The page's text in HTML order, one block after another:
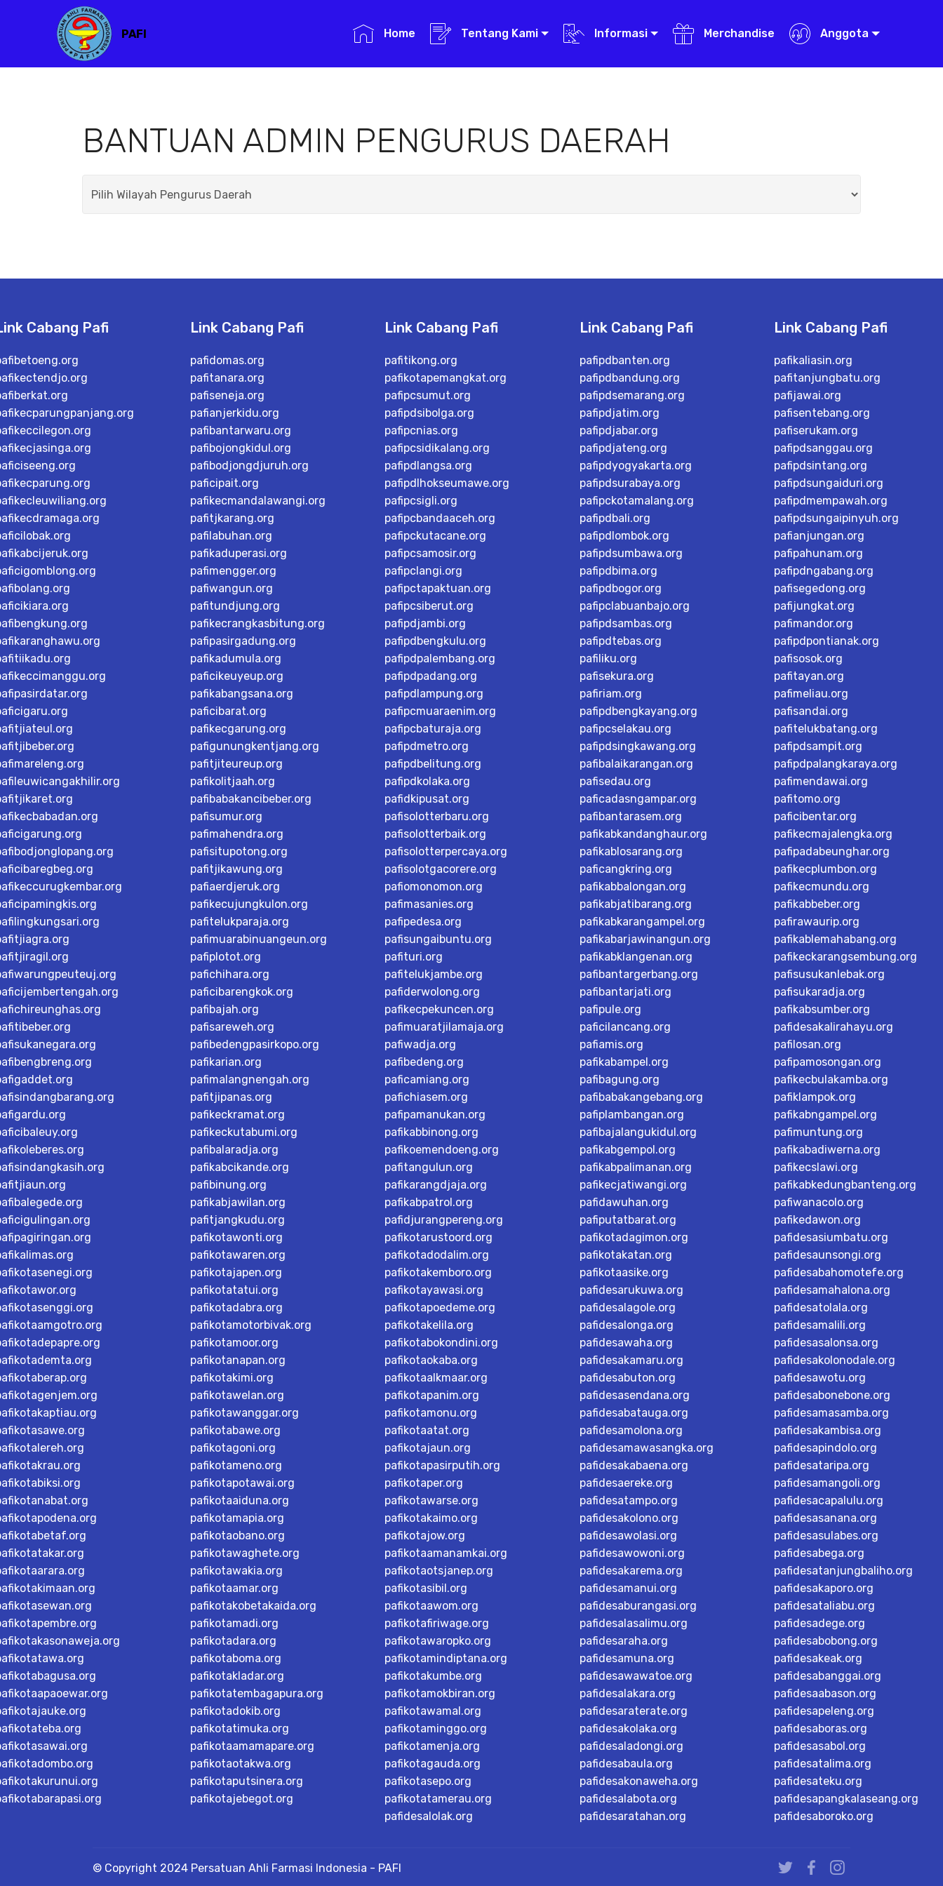
PAFI Home Tentang Kami Informasi Merchandise Anggota
BANTUAN ADMIN PENGURUS DAERAH
Cabang Pafi Link Cabang Pafi
pafidomas.org
pafitanara.org
pafiseneja.org
pafianjerkidu.org
pafibantarwaru.org
pafibojongkidul.org
pafibodjongdjuruh.org
paficipait.org
pafikecmandalawangi.org
pafitjkarang.org
pafilabuhan.org
pafikaduperasi.org
pafimengger.org
pafiwangun.org
pafitundjung.org
pafikecrangkasbitung.org
pafipasirgadung.org
pafikadumula.org
paficikeuyeup.org
pafikabangsana.org
paficibarat.org
pafikecgarung.org
pafigunungkentjang.org
pafitjiteureup.org
pafikolitjaah.org
pafibabakancibeber.org
pafisumur.org
pafimahendra.org
pafisitupotong.org
pafitjikawung.org
pafiaerdjeruk.org
pafikecujungkulon.org
pafitelukparaja.org
pafimuarabinuangeun.org
pafiplotot.org
pafichihara.org
paficibarengkok.org
pafibajah.org
pafisareweh.org
pafibedengpasirkopo.org
pafikarian.org
pafimalangnengah.org
pafitjipanas.org
pafikeckramat.org
pafikeckutabumi.org
pafibalaradja.org
pafikabcikande.org
pafibinung.org
pafikabjawilan.org
pafitjangkudu.org
pafikotawonti.org
pafikotawaren.org
pafikotajapen.org
pafikotatatui.org
pafikotadabra.org
pafikotamotorbivak.org
pafikotamoor.org
pafikotanapan.org
pafikotakimi.org
pafikotawelan.org
pafikotawanggar.org
pafikotabawe.org
pafikotagoni.org
pafikotameno.org
pafikotapotawai.org
pafikotaaiduna.org
pafikotamapia.org
pafikotaobano.org
pafikotawaghete.org
pafikotawakia.org
pafikotaamar.org
pafikotakobetakaida.org
pafikotamadi.org
pafikotadara.org
pafikotaboma.org
pafikotakladar.org
pafikotatembagapura.org
pafikotadokib.org
pafikotatimuka.org
pafikotaamamapare.org
pafikotaotakwa.org
pafikotaputsinera.org
pafikotajebegot.org
Link Cabang Pafi
pafitikong.org
pafikotapemangkat.org
pafipcsumut.org
pafipdsibolga.org
pafipcnias.org
pafipcsidikalang.org
pafipdlangsa.org
pafipdlhokseumawe.org
pafipcsigli.org
pafipcbandaaceh.org
pafipckutacane.org
pafipcsamosir.org
pafipclangi.org
pafipctapaktuan.org
pafipcsiberut.org
pafipdjambi.org
pafipdbengkulu.org
pafipdpalembang.org
pafipdpadang.org
pafipdlampung.org
pafipcmuaraenim.org
pafipcbaturaja.org
pafipdmetro.org
pafipdbelitung.org
pafipdkolaka.org
pafidkipusat.org
pafisolotterbaru.org
pafisolotterbaik.org
pafisolotterpercaya.org
pafisolotgacorere.org
pafiomonomon.org
pafimasanies.org
pafipedesa.org
pafisungaibuntu.org
pafituri.org
pafitelukjambe.org
pafiderwolong.org
pafikecpekuncen.org
pafimuaratjilamaja.org
pafiwadja.org
pafibedeng.org
paficamiang.org
pafichiasem.org
pafipamanukan.org
pafikabbinong.org
pafikoemendoeng.org
pafitangulun.org
pafikarangdjaja.org
pafikabpatrol.org
pafidjurangpereng.org
pafikotarustoord.org
pafikotadodalim.org
pafikotakemboro.org
pafikotayawasi.org
pafikotapoedeme.org
pafikotakelila.org
pafikotabokondini.org
pafikotaokaba.org
pafikotaalkmaar.org
pafikotapanim.org
pafikotamonu.org
pafikotaatat.org
pafikotajaun.org
pafikotapasirputih.org
pafikotaper.org
pafikotawarse.org
pafikotakaimo.org
pafikotajow.org
pafikotaamanamkai.org
pafikotaotsjanep.org
pafikotasibil.org
pafikotaawom.org
pafikotafiriwage.org
pafikotawaropko.org
pafikotamindiptana.org
pafikotakumbe.org
pafikotamokbiran.org
pafikotawamal.org
pafikotaminggo.org
pafikotamenja.org
pafikotagauda.org
pafikotasepo.org
pafikotatamerau.org
pafidesalolak.org
Link Cabang Pafi
pafipdbanten.org
pafipdbandung.org
pafipdsemarang.org
pafipdjatim.org
pafipdjabar.org
pafipdjateng.org
pafipdyogyakarta.org
pafipdsurabaya.org
pafipckotamalang.org
pafipdbali.org
pafipdlombok.org
pafipdsumbawa.org
pafipdbima.org
pafipdbogor.org
pafipclabuanbajo.org
pafipdsambas.org
pafipdtebas.org
pafiliku.org
pafisekura.org
pafiriam.org
pafipdbengkayang.org
pafipcselakau.org
pafipdsingkawang.org
pafibalaikarangan.org
pafisedau.org
paficadasngampar.org
pafibantarasem.org
pafikabkandanghaur.org
pafikablosarang.org
paficangkring.org
pafikabbalongan.org
pafikabjatibarang.org
pafikabkarangampel.org
pafikabarjawinangun.org
pafikabklangenan.org
pafibantargerbang.org
pafibantarjati.org
pafipule.org
paficilancang.org
pafiamis.org
pafikabampel.org
pafibagung.org
pafibabakangebang.org
pafiplambangan.org
pafibajalangukidul.org
pafikabgempol.org
pafikabpalimanan.org
pafikecjatiwangi.org
pafidawuhan.org
pafiputatbarat.org
pafikotadagimon.org
pafikotakatan.org
pafikotaasike.org
pafidesarukuwa.org
pafidesalagole.org
pafidesalonga.org
pafidesawaha.org
pafidesakamaru.org
pafidesabuton.org
pafidesasendana.org
pafidesabatauga.org
pafidesamolona.org
pafidesamawasangka.org
pafidesakabaena.org
pafidesaereke.org
pafidesatampo.org
pafidesakolono.org
pafidesawolasi.org
pafidesawowoni.org
pafidesakarema.org
pafidesamanui.org
pafidesaburangasi.org
pafidesalasalimu.org
pafidesaraha.org
pafidesamuna.org
pafidesawawatoe.org
pafidesalakara.org
pafidesaraterate.org
pafidesakolaka.org
pafidesaladongi.org
pafidesabaula.org
pafidesakonaweha.org
pafidesalabota.org
pafidesaratahan.org
Link Cabang Pafi
pafikaliasin.org
pafitanjungbatu.org
pafijawai.org
pafisentebang.org
pafiserukam.org
pafipdsanggau.org
pafipdsintang.org
pafipdsungaiduri.org
pafipdmempawah.org
pafipdsungaipinyuh.org
pafianjungan.org
pafipahunam.org
pafipdngabang.org
pafisegedong.org
pafijungkat.org
pafimandor.org
pafipdpontianak.org
pafisosok.org
pafitayan.org
pafimeliau.org
pafisandai.org
pafitelukbatang.org
pafipdsampit.org
pafipdpalangkaraya.org
pafimendawai.org
pafitomo.org
paficibentar.org
pafikecmajalengka.org
pafipadabeunghar.org
pafikecplumbon.org
pafikecmundu.org
pafikabbeber.org
pafirawaurip.org
pafikablemahabang.org
pafikeckarangsembung.org
pafisusukanlebak.org
pafisukaradja.org
pafikabsumber.org
pafidesakalirahayu.org
pafilosan.org
pafipamosongan.org
pafikecbulakamba.org
pafiklampok.org
pafikabngampel.org
pafimuntung.org
pafikabadiwerna.org
pafikecslawi.org
pafikabkedungbanteng.org
pafiwanacolo.org
pafikedawon.org
pafidesasiumbatu.org
pafidesaunsongi.org
pafidesabahomotefe.org
pafidesamahalona.org
pafidesatolala.org
pafidesamalili.org
pafidesasalonsa.org
pafidesakolonodale.org
pafidesawotu.org
pafidesabonebone.org
pafidesamasamba.org
pafidesakambisa.org
pafidesapindolo.org
pafidesataripa.org
pafidesamangoli.org
pafidesacapalulu.org
pafidesasanana.org
pafidesasulabes.org
pafidesabega.org
pafidesatanjungbaliho.org
pafidesakaporo.org
pafidesataliabu.org
pafidesadege.org
pafidesabobong.org
pafidesakeak.org
pafidesabanggai.org
pafidesaabason.org
pafidesapeleng.org
pafidesaboras.org
pafidesasabol.org
pafidesatalima.org
pafidesateku.org
pafidesapangkalaseang.org
pafidesaboroko.org
© Copyright 2024 Persatuan Ahli Farmasi Indonesia - PAFI